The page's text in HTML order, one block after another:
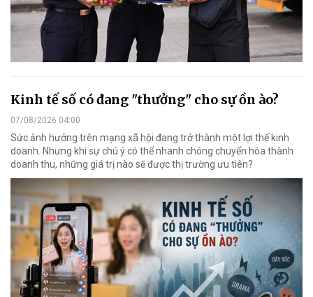
Kinh tế số có đang "thưởng" cho sự ồn ào?
07/08/2026 04:00
Sức ảnh hưởng trên mạng xã hội đang trở thành một lợi thế kinh
doanh. Nhưng khi sự chú ý có thể nhanh chóng chuyển hóa thành
doanh thu, những giá trị nào sẽ được thị trường ưu tiên?